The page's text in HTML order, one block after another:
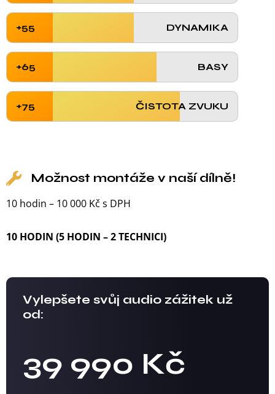
DYNAMIKA
+55
BASY
+65
ČISTOTA ZVUKU
+75
Možnost montáže v naší dílně!
10 hodin – 10 000 Kč s DPH
10 HODIN (5 HODIN – 2 TECHNICI)
Vylepšete svůj audio zážitek už
od:
39 990 Kč